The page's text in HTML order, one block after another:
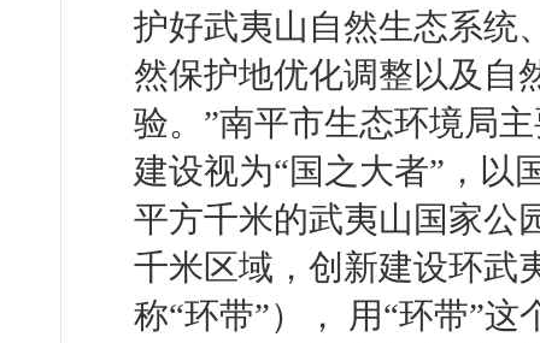
护好武夷山自然生态系统
然保护地优化调整以及自
验。”南平市生态环境局
建设视为“国之大者”，以
平方千米的武夷山国家公
千米区域，创新建设环武
称“环带”）， 用“环带”